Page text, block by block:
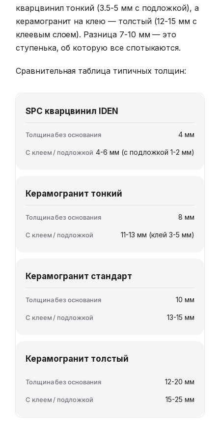
кварцвинил тонкий (3.5-5 мм с подложкой), а
керамогранит на клею — толстый (12-15 мм с
клеевым слоем). Разница 7-10 мм — это
ступенька, об которую все спотыкаются.
Сравнительная таблица типичных толщин:
SPC кварцвинил IDEN
4 мм
4-6 мм (с подложкой 1-2 мм)
Керамогранит тонкий
8 мм
11-13 мм (клей 3-5 мм)
Керамогранит стандарт
10 мм
13-15 мм
Керамогранит толстый
12-20 мм
15-25 мм